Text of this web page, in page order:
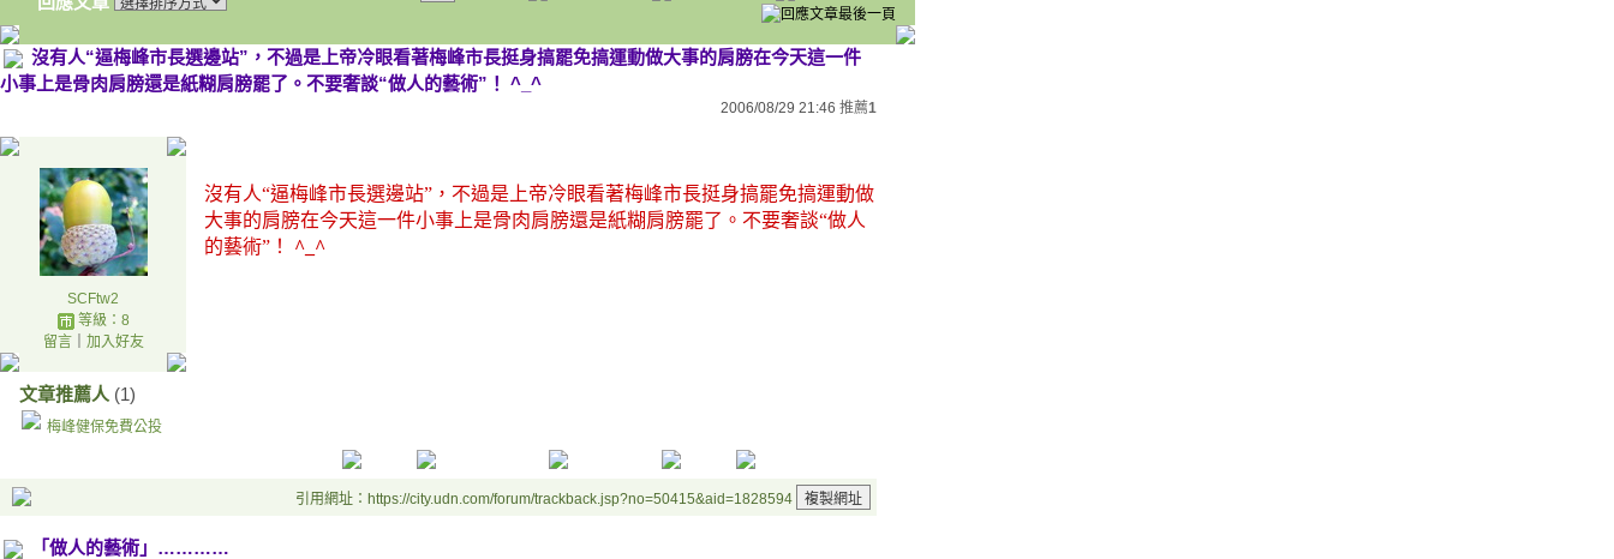
沒有人“逼梅峰市長選邊站”，不過是上帝冷眼看著梅峰市長挺身搞罷免搞運動做大事的肩膀在今天這一件
小事上是骨肉肩膀還是紙糊肩膀罷了。不要奢談“做人的藝術”！ ^_^
2006/08/29 21:46 推薦1
SCFtw2
等級：8
留言｜ 加入好友
文章推薦人 (1)
梅峰健保免費公投
沒有人“逼梅峰市長選邊站” ，不過是上帝冷眼看著梅峰市長挺身搞罷免搞運動做
大事的肩膀在今天這一件小事上是骨肉肩膀還是紙糊肩膀罷了。不要奢談“做人
的藝術” ！ ^_^
引用網址：https://city.udn.com/forum/trackback.jsp?no=50415&aid=1828594
「做人的藝術」…………